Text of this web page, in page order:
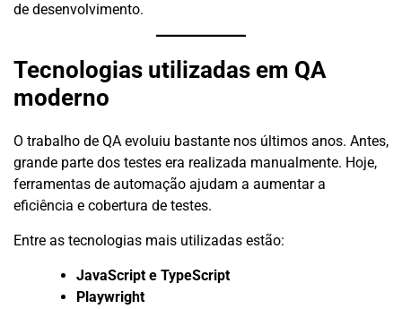
de desenvolvimento.
Tecnologias utilizadas em QA
moderno
O trabalho de QA evoluiu bastante nos últimos anos. Antes,
grande parte dos testes era realizada manualmente. Hoje,
ferramentas de automação ajudam a aumentar a
eficiência e cobertura de testes.
Entre as tecnologias mais utilizadas estão:
JavaScript e TypeScript
Playwright